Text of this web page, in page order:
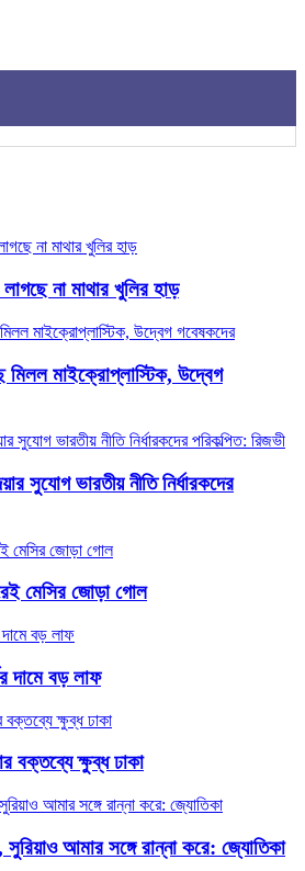
না মাথার খুলির হাড়
মিলল মাইক্রোপ্লাস্টিক, উদ্বেগ
সুযোগ ভারতীয় নীতি নির্ধারকদের
মেসির জোড়া গোল
দামে বড় লাফ
বক্তব্যে ক্ষুব্ধ ঢাকা
আমার সঙ্গে রান্না করে: জ্যোতিকা